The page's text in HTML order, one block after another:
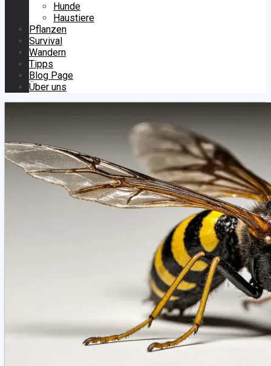
Hunde
Haustiere
Pflanzen
Survival
Wandern
Tipps
Blog Page
Über uns